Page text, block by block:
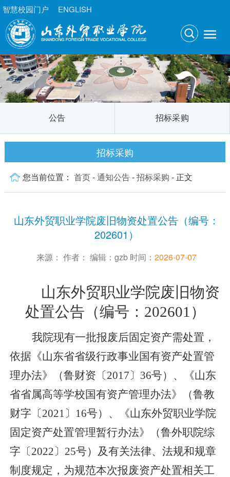
智慧校园门户 ENGLISH
公告 招标采购
招标采购
您当前位置： 首页-通知公告-招标采购 - 正文
山东外贸职业学院废旧物资处置公告（编号：
202601）
来源： 作者： 编辑：gzb 时间： 2026-07-07
山东外贸职业学院废旧物资
处置公告（编号： 202601）
我院现有一批报废后固定资产需处置，
依据《山东省省级行政事业国有资产处置管
理办法》（鲁财资〔2017〕 36号）、《山东
省省属高等学校国有资产管理办法》（鲁教
财字〔2021 〕 16号）、《山东外贸职业学院
固定资产处置管理暂行办法》（鲁外职院综
字〔2022〕 25号）及有关法律、法规和规章
制度规定，为规范本次报废资产处置相关工